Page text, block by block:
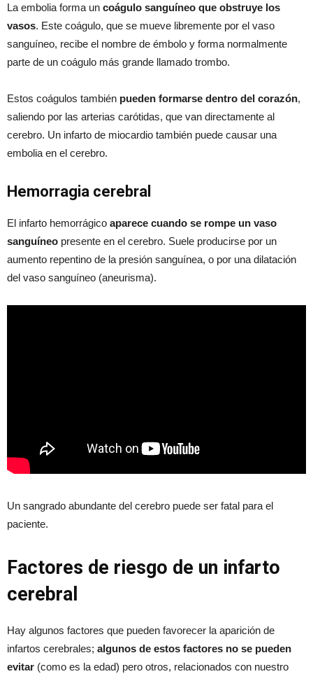
La embolia forma un coágulo sanguíneo que obstruye los
vasos. Este coágulo, que se mueve libremente por el vaso
sanguíneo, recibe el nombre de émbolo y forma normalmente
parte de un coágulo más grande llamado trombo.
Estos coágulos también pueden formarse dentro del corazón,
saliendo por las arterias carótidas, que van directamente al
cerebro. Un infarto de miocardio también puede causar una
embolia en el cerebro.
Hemorragia cerebral
El infarto hemorrágico aparece cuando se rompe un vaso
sanguíneo presente en el cerebro. Suele producirse por un
aumento repentino de la presión sanguínea, o por una dilatación
del vaso sanguíneo (aneurisma).
Un sangrado abundante del cerebro puede ser fatal para el
paciente.
Factores de riesgo de un infarto
cerebral
Hay algunos factores que pueden favorecer la aparición de
infartos cerebrales; algunos de estos factores no se pueden
evitar (como es la edad) pero otros, relacionados con nuestro